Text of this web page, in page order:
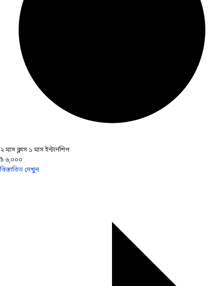
২ মাস ক্লাস ১ মাস ইন্টার্নশিপ
৳ ৬,০০০
বিস্তারিত দেখুন